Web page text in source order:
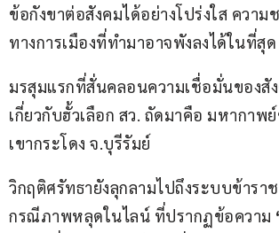
ข้อกังขาต่อสังคมได้อย่างโปร่งใส ความ
ทางการเมืองที่ทำมาอาจพังลงได้ในที่สุด
มรสุมแรกที่สั่นคลอนความเชื่อมั่นของสั
เกี่ยวกับฮั้วเลือก สว. ถัดมาคือ มหากา
เขากระโดง จ.บุรีรัมย์
วิกฤติศรัทธายังลุกลามไปถึงระบบข้ารา
กรณีภาพหลุดในไลน์ ที่ปรากฏข้อความ